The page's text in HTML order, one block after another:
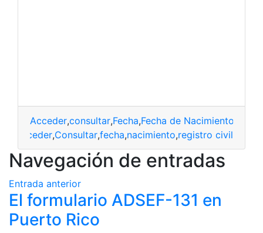
Acceder,consultar,Fecha,Fecha de Nacimiento
acceder,Consultar,fecha,nacimiento,registro civil
Navegación de entradas
Entrada anterior
El formulario ADSEF-131 en
Puerto Rico